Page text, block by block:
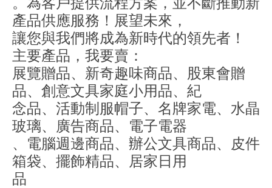
產品供應服務！展望未來，
讓您與我們將成為新時代的領先者！
主要產品，我要賣：
展覽贈品、新奇趣味商品、股東會贈
品、創意文具家庭小用品、紀
念品、活動制服帽子、名牌家電、水晶
玻璃、廣告商品、電子電器
、電腦週邊商品、辦公文具商品、皮件
箱袋、擺飾精品、居家日用
品